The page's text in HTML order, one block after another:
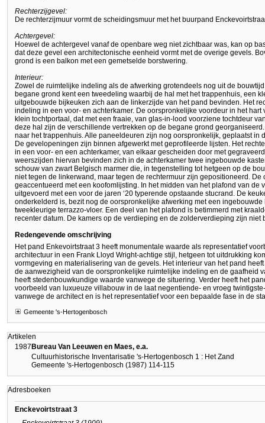
Rechterzijgevel:
De rechterzijmuur vormt de scheidingsmuur met het buurpand
Achtergevel:
Hoewel de achtergevel vanaf de openbare weg niet zichtbaar was, kan op
dat deze gevel een architectonische eenheid vormt met de overige gevels.
grond is een balkon met een gemetselde borstwering.
Interieur:
Zowel de ruimtelijke indeling als de afwerking grotendeels nog uit de
begane grond kent een tweedeling waarbij de hal met het trappenhuis, een
uitgebouwde bijkeuken zich aan de linkerzijde van het pand bevinden. Het
indeling in een voor- en achterkamer. De oorspronkelijke voordeur in het
klein tochtportaal, dat met een fraaie, van glas-in-lood voorziene tochtdeur
deze hal zijn de verschillende vertrekken op de begane grond
naar het trappenhuis. Alle paneeldeuren zijn nog oorspronkelijk, geplaatst in
De gevelopeningen zijn binnen afgewerkt met geprofileerde lijsten. Het
in een voor- en een achterkamer, van elkaar gescheiden door met
weerszijden hiervan bevinden zich in de achterkamer twee ingebouwde
schouw van zwart Belgisch marmer die, in tegenstelling tot hetgeen op de
niet tegen de linkerwand, maar tegen de rechtermuur zijn gepositioneerd.
geaccentueerd met een koofomlijsting. In het midden van het plafond van de
uitgevoerd met een voor de jaren ‘20 typerende opstaande stucrand. De
onderkelderd is, bezit nog de oorspronkelijke afwerking met een
tweekleurige terrazzo-vloer. Een deel van het plafond is betimmerd met
recenter datum. De kamers op de verdieping en de zolderverdieping zijn niet
Redengevende omschrijving
Het pand Enkevoirtstraat 3 heeft monumentale waarde als representatief
architectuur in een Frank Lloyd Wright-achtige stijl, hetgeen tot uitdrukking
vormgeving en materialisering van de gevels. Het interieur van het pand
de aanwezigheid van de oorspronkelijke ruimtelijke indeling en de gaafheid
heeft stedenbouwkundige waarde vanwege de situering. Verder heeft het
voorbeeld van luxueuze villabouw in de laat negentiende- en vroeg
vanwege de architect en is het representatief voor een bepaalde fase in de
Gemeente 's-Hertogenbosch
Artikelen
1987 Bureau Van Leeuwen en Maes, e.a.
Cultuurhistorische Inventarisatie 's-Hertogenbosch 1 : Het Zand
Gemeente 's-Hertogenbosch (1987) 114-115
Adresboeken
Enckevoirtstraat 3